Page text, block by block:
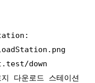
down
다운로드 스테이션